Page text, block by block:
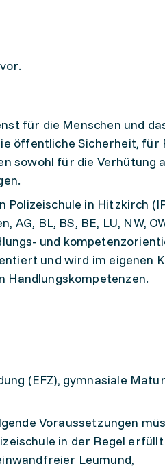
für die Menschen und
öffentliche Sicherheit, für
sowohl für die Verhütung
Polizeischule in Hitzkirch
BL, BS, BE, LU, NW,
und
und wird im eigenen
(EFZ), gymnasiale
Voraussetzungen
in der Regel erfüllt
Leumund,